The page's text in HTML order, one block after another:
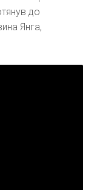
до
Янга,